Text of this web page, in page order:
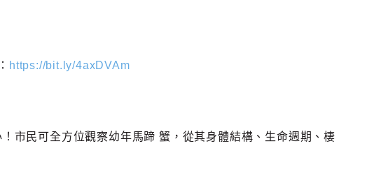
https://bit.ly/4axDVAm
市民可全方位觀察幼年馬蹄 蟹，從其身體結構、生命週期、棲